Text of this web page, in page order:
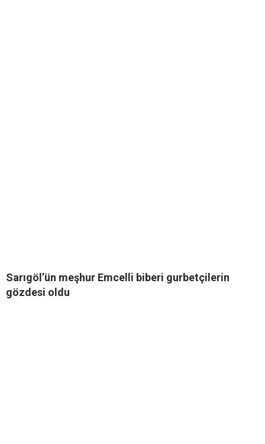
Sarıgöl’ün meşhur Emcelli biberi gurbetçilerin
gözdesi oldu